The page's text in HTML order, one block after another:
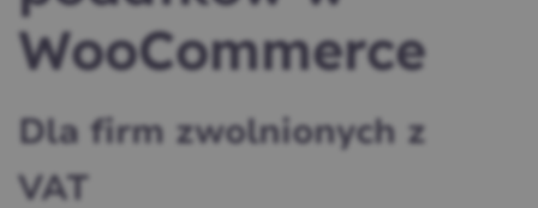
WooCommerce
Dla firm zwolnionych z
VAT